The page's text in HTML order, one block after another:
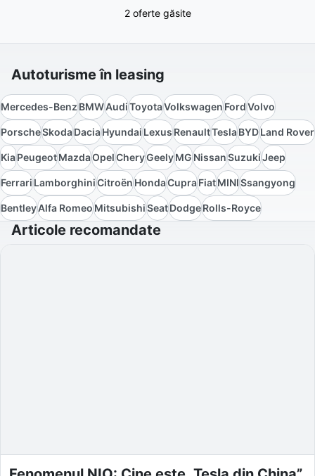
2 oferte găsite
Autoturisme în leasing
Mercedes-BenzBMWAudiToyotaVolkswagenFordVolvo
PorscheSkodaDaciaHyundaiLexusRenaultTeslaBYDLand Rover
KiaPeugeotMazdaOpelCheryGeelyMGNissanSuzukiJeep
FerrariLamborghiniCitroënHondaCupraFiatMINISsangyong
BentleyAlfa RomeoMitsubishiSeatDodgeRolls-Royce
Articole recomandate